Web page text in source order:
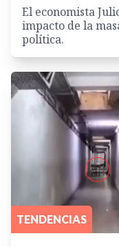
El economista
impacto de la
política.
TENDENCIAS